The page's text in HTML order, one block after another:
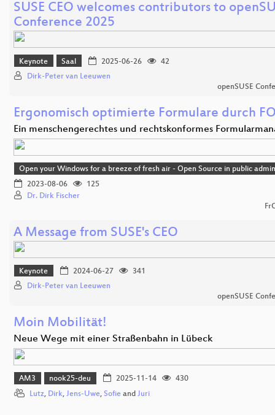
SUSE CEO welcomes contributors to
Conference 2025
Keynote Saal 2025-06-26
42
Dirk-Peter van Leeuwen
openSUSE
Ergonomisch optimierte Formulare durch
Ein menschengerechtes und rechtskonformes
Open your Windows for a breeze of fresh air - Open Source in public
2023-08-06
125
Dr. Dirk Fischer
A Message from SUSE's CEO
Keynote 2024-06-27
341
Dirk-Peter van Leeuwen
openSUSE
Moin Mobilität!
Neue Wege mit einer Straßenbahn in Lübeck
AM3 nook25-deu 2025-11-14
430
Lutz, Dirk, Jens-Uwe, Sofie and Juri